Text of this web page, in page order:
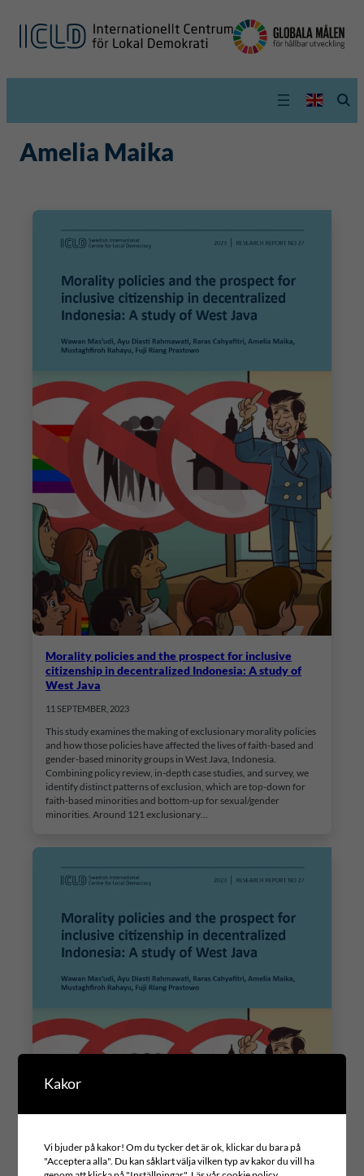
Amelia Maika
Morality policies and the prospect for inclusive
citizenship in decentralized Indonesia: A study of
West Java
11 SEPTEMBER, 2023
This study examines the making of exclusionary morality policies
and how those policies have affected the lives of faith-based and
gender-based minority groups in West Java, Indonesia.
Combining policy review, in-depth case studies, and survey, we
identify distinct patterns of exclusion, which are top-down for
faith-based minorities and bottom-up for sexual/gender
minorities. Around 121 exclusionary…
Kakor
Vi bjuder på kakor! Om du tycker det är ok, klickar du bara på
"Acceptera alla". Du kan såklart välja vilken typ av kakor du vill ha